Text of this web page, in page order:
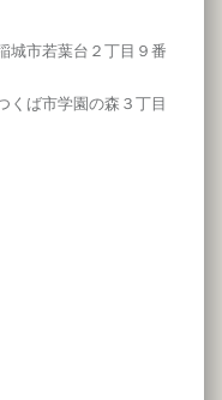
城市若葉台２丁目９番
くば市学園の森３丁目